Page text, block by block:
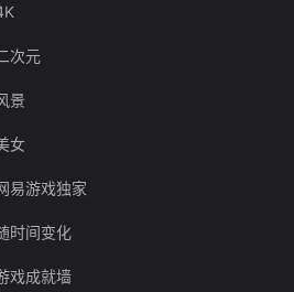
次元
景
女
易游戏独家
时间变化
戏成就墙